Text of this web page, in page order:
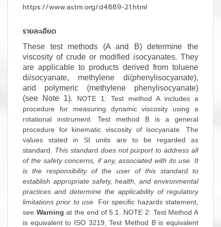
https://www.astm.org/d4889-21.html
รายละเอียด
These test methods (A and B) determine the
viscosity of crude or modified isocyanates. They
are applicable to products derived from toluene
diisocyanate, methylene di(phenylisocyanate),
and polymeric (methylene phenylisocyanate)
(see
Note 1). NOTE 1:
Test method A includes a
procedure for measuring dynamic viscosity using a
rotational instrument. Test method B is a general
procedure for kinematic viscosity of isocyanate. The
values stated in SI units are to be regarded as
standard. This standard does not purport to address all
of the safety concerns, if any, associated with its use. It
is the responsibility of the user of this standard to
establish appropriate safety, health, and environmental
practices and determine the applicability of regulatory
limitations prior to use. For specific hazards statement,
see Warning at the end of5.1 NOTE 2: Test Method A
is equivalent to ISO 3219, Test Method B is equivalent